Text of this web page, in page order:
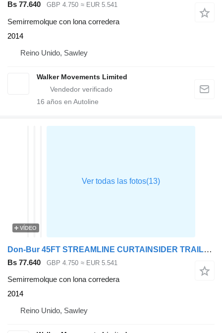
Bs 77.640 GBP 4.750 ≈ EUR 5.541
Semirremolque con lona corredera
2014
Reino Unido, Sawley
Walker Movements Limited
16 años en Autoline
VÍDEO
Don-Bur 45FT STREAMLINE CURTAINSIDER TRAILER – 2014 – C383906
Bs 77.640 GBP 4.750 ≈ EUR 5.541
Semirremolque con lona corredera
2014
Reino Unido, Sawley